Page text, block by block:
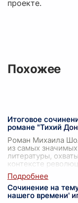
проекте.
Похожее
Итоговое
романе "Тихий
Роман Михаила
из самых
литературы,
контексте
Сочинение на
нашего времени'